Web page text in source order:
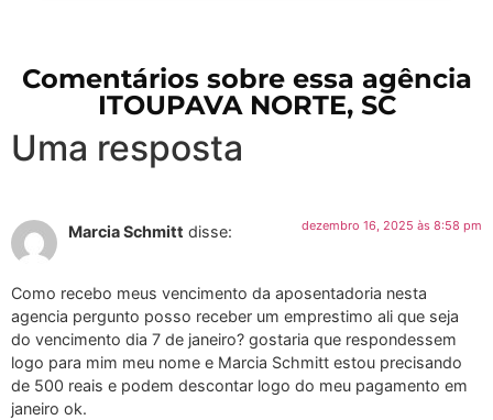
Comentários sobre essa agência
ITOUPAVA NORTE, SC
Uma resposta
Marcia Schmitt disse: dezembro 16, 2025 às 8:58 pm
Como recebo meus vencimento da aposentadoria nesta
agencia pergunto posso receber um emprestimo ali que seja
do vencimento dia 7 de janeiro? gostaria que respondessem
logo para mim meu nome e Marcia Schmitt estou precisando
de 500 reais e podem descontar logo do meu pagamento em
janeiro ok.